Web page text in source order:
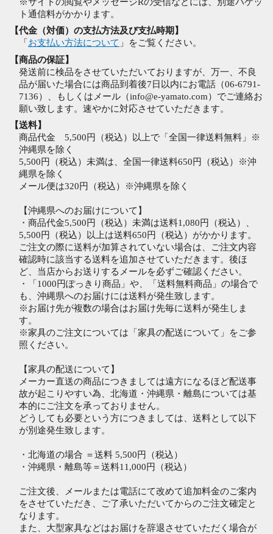
ト通信料がかかります。
【代金（対価）の支払方法及び支払時期】
「 お支払い方法について 」をご覧ください。
【商品の保証】
発送前に検品をさせていただいておりますが、万一、不良
品が届いた場合には商品到着後7日以内にお電話（06-6791-
7136）、もしくはメール（info@e-yamato.com）でご連絡お
願い致します。速やかに対応させていただきます。
【送料】
商品代金 5,500円（税込）以上で「全国一律送料無料」※
沖縄県を除く
5,500円（税込）未満は、全国一律送料650円（税込）※沖
縄県を除く
メール便は320円（税込）※沖縄県を除く
【沖縄県へのお届けについて】
・商品代金5,500円（税込）未満は送料1,080円（税込）、
5,500円（税込）以上は送料650円（税込）がかかります。
ご注文の際に送料が加算されていない場合は、ご注文内容
確認時に該当する送料を追加させていただきます。後ほ
ど、当店からお送りするメールを必ずご確認ください。
・「1000円ぽっきり商品」や、「送料無料商品」の場合で
も、沖縄県へのお届けには送料が発生致します。
※お届け先が複数の場合はお届け先毎に送料が発生しま
す。
※家具のご注文については「家具の配送について」をご参
照ください。
【家具の配送について】
メーカー直送の商品につきましては遠方になるほど配送事
故が起こりやすい為、北海道・沖縄県・離島については基
本的にご注文を承っておりません。
どうしても必要という方につきましては、送料として以下
が別途発生致します。
・北海道の場合 ＝送料 5,500円（税込）
・沖縄県・離島等＝送料11,000円（税込）
ご注文後、メールまたは電話にて改めて追加料金のご案内
をさせていただき、ご了承いただいてからのご注文確定と
なります。
また、大型家具などはお届けを辞退させていただく場合が